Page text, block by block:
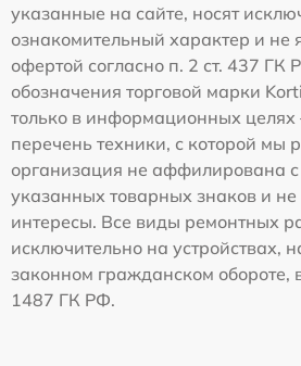
указанные на сайте, носят
ознакомительный характер и не
офертой согласно п. 2 ст. 437 ГК
обозначения торговой марки
только в информационных целях
перечень техники, с которой мы
организация не аффилирована
указанных товарных знаков и не
интересы. Все виды ремонтных
исключительно на устройствах,
законном гражданском обороте, в
1487 ГК РФ.